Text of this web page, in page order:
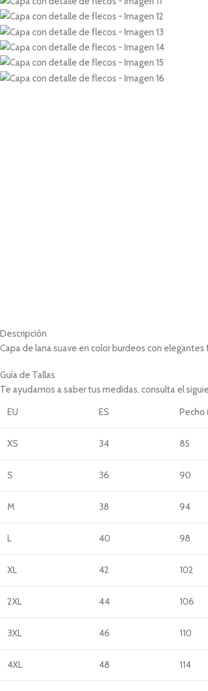
Descripción
Capa de lana suave en color burdeos con
Guía de Tallas
Te ayudamos a saber tus medidas, consulta el
EU ES Pecho
XS 34 85
S 36 90
M 38 94
L 40 98
XL 42 102
2XL 44 106
3XL 46 110
4XL 48 114